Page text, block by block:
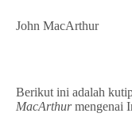
John MacArthur
Berikut ini adalah
MacArthurmengenai